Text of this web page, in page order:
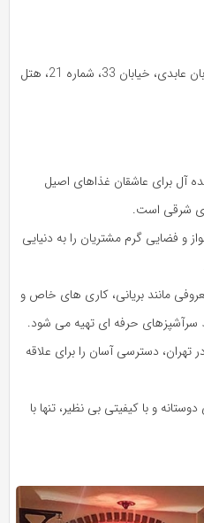
تهران، سعادت‌ آباد، میدان بهرود، خیابان عابدی، خیابان 33، شماره 21، هتل
آل برای عاشقان غذاهای اصیل
شرقی است.
و فضایی گرم مشتریان را به دنیایی
مانند بریانی، کاری‌ های خاص و
حرفه‌ ای تهیه می‌ شود.
دسترسی آسان را برای علاقه‌
و با کیفیتی بی‌ نظیر، تنها با